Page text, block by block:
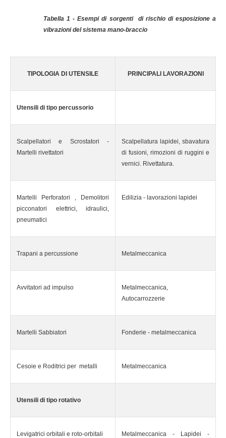
Tabella 1 - Esempi di sorgenti di rischio di esposizione a
vibrazioni del sistema mano-braccio
TIPOLOGIA DI UTENSILE PRINCIPALI LAVORAZIONI
Utensili di tipo percussorio
Scalpellatori e Scrostatori -
Martelli rivettatori
Scalpellatura lapidei, sbavatura
di fusioni, rimozioni di ruggini e
vernici. Rivettatura.
Martelli Perforatori , Demolitori
picconatori elettrici, idraulici,
pneumatici
Edilizia - lavorazioni lapidei
Trapani a percussione Metalmeccanica
Avvitatori ad impulso
Metalmeccanica,
Autocarrozzerie
Martelli Sabbiatori Fonderie - metalmeccanica
Cesoie e Roditrici per metalli Metalmeccanica
Utensili di tipo rotativo
Levigatrici orbitali e roto-orbitali
Metalmeccanica - Lapidei -